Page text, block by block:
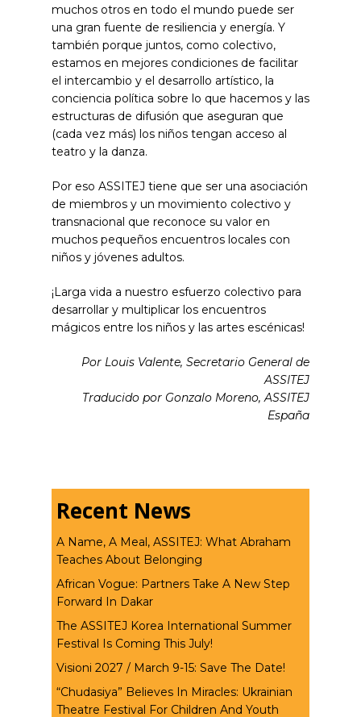
muchos otros en todo el mundo puede ser
una gran fuente de resiliencia y energía. Y
también porque juntos, como colectivo,
estamos en mejores condiciones de facilitar
el intercambio y el desarrollo artístico, la
conciencia política sobre lo que hacemos y las
estructuras de difusión que aseguran que
(cada vez más) los niños tengan acceso al
teatro y la danza.
Por eso ASSITEJ tiene que ser una asociación
de miembros y un movimiento colectivo y
transnacional que reconoce su valor en
muchos pequeños encuentros locales con
niños y jóvenes adultos.
¡Larga vida a nuestro esfuerzo colectivo para
desarrollar y multiplicar los encuentros
mágicos entre los niños y las artes escénicas!
Por Louis Valente, Secretario General de
ASSITEJ
Traducido por Gonzalo Moreno, ASSITEJ
España
Recent News
A Name, A Meal, ASSITEJ: What Abraham
Teaches About Belonging
African Vogue: Partners Take A New Step
Forward In Dakar
The ASSITEJ Korea International Summer
Festival Is Coming This July!
Visioni 2027 / March 9-15: Save The Date!
“Chudasiya” Believes In Miracles: Ukrainian
Theatre Festival For Children And Youth